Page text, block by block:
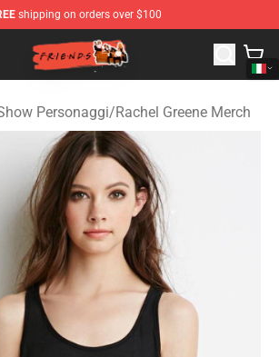
shipping on orders over $100
- Official Friends Merchandise Shop
Personaggi/Rachel Greene Merch